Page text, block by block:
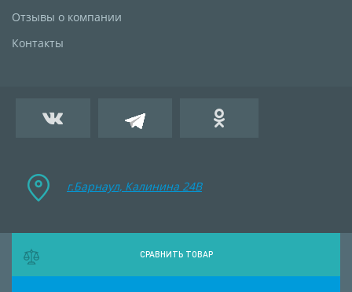
Отзывы о компании
Контакты
г.Барнаул, Калинина 24B
СРАВНИТЬ ТОВАР